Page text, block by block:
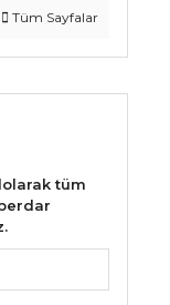
Tüm Sayfalar
tüm